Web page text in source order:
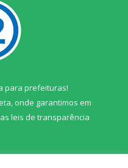
para prefeituras!
onde garantimos em
leis de transparência